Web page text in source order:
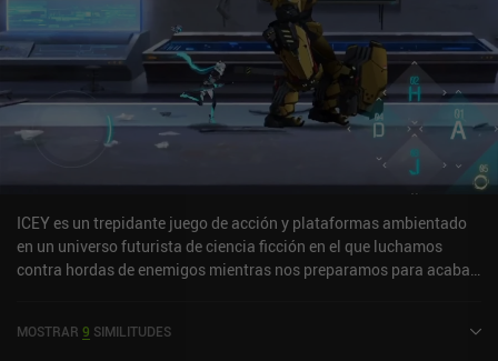
ICEY es un trepidante juego de acción y plataformas ambientado
en un universo futurista de ciencia ficción en el que luchamos
contra hordas de enemigos mientras nos preparamos para acabar
para luchar contra los enemigos saltando, esquivando y utilizando
MOSTRAR 9 SIMILITUDES